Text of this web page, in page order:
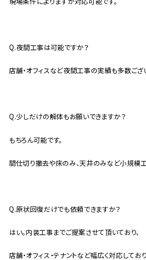
Q.夜間工事は可能ですか？
店舗・オフィスなど夜間工事の実績も多数ござ
Q.少しだけの解体もお願いできますか？
もちろん可能です。
間仕切り撤去や床のみ、天井のみなど小規模工
Q.原状回復だけでも依頼できますか？
はい。内装工事までご提案させて頂いており、
店舗・オフィス・テナントなど幅広く対応しており